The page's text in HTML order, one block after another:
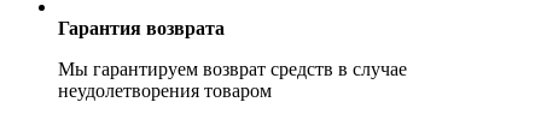
Гарантия возврата
Мы гарантируем возврат средств в случае
неудолетворения товаром